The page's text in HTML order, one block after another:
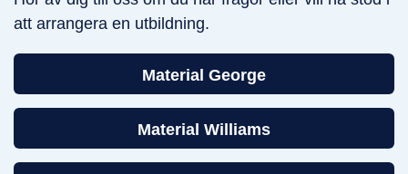
att arrangera en utbildning.
Material George
Material Williams